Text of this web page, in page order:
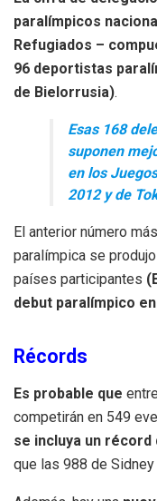
paralímpicos
Refugiados –
96 deportistas
de Bielorrusia).
Esas 168
suponen
en los
2012 y de
El anterior número
paralímpica se
países participantes
debut paralímpico
Récords
Es probable que
competirán en 549
se incluya un récord
que las 988 de Sidney